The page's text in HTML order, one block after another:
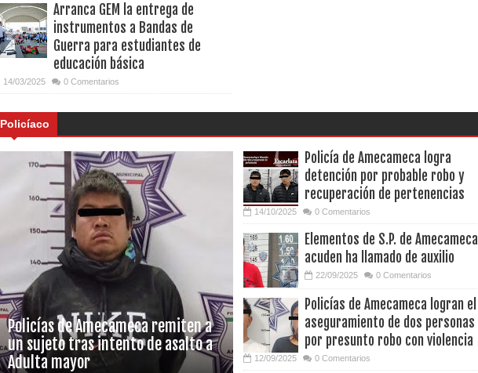
Arranca GEM la entrega de
instrumentos a Bandas de
Guerra para estudiantes de
educación básica
14/03/2025 0 Comentarios
Policíaco
Policías de Amecameca remiten a
un sujeto tras intento de asalto a
Adulta mayor
Policía de Amecameca logra
detención por probable robo y
recuperación de pertenencias
14/10/2025 0 Comentarios
Elementos de S.P. de Amecameca
acuden ha llamado de auxilio
22/09/2025 0 Comentarios
Policías de Amecameca logran el
aseguramiento de dos personas
por presunto robo con violencia
12/09/2025 0 Comentarios